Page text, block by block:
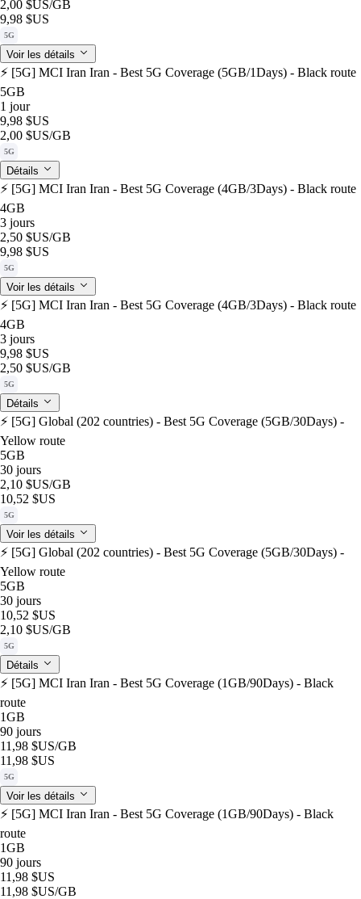
2,00 $US/GB
9,98 $US
5G
Voir les détails
⚡️ [5G] MCI Iran Iran - Best 5G Coverage (5GB/1Days) - Black route
5GB
1 jour
9,98 $US
2,00 $US/GB
5G
Détails
⚡️ [5G] MCI Iran Iran - Best 5G Coverage (4GB/3Days) - Black route
4GB
3 jours
2,50 $US/GB
9,98 $US
5G
Voir les détails
⚡️ [5G] MCI Iran Iran - Best 5G Coverage (4GB/3Days) - Black route
4GB
3 jours
9,98 $US
2,50 $US/GB
5G
Détails
⚡️ [5G] Global (202 countries) - Best 5G Coverage (5GB/30Days) -
Yellow route
5GB
30 jours
2,10 $US/GB
10,52 $US
5G
Voir les détails
⚡️ [5G] Global (202 countries) - Best 5G Coverage (5GB/30Days) -
Yellow route
5GB
30 jours
10,52 $US
2,10 $US/GB
5G
Détails
⚡️ [5G] MCI Iran Iran - Best 5G Coverage (1GB/90Days) - Black
route
1GB
90 jours
11,98 $US/GB
11,98 $US
5G
Voir les détails
⚡️ [5G] MCI Iran Iran - Best 5G Coverage (1GB/90Days) - Black
route
1GB
90 jours
11,98 $US
11,98 $US/GB